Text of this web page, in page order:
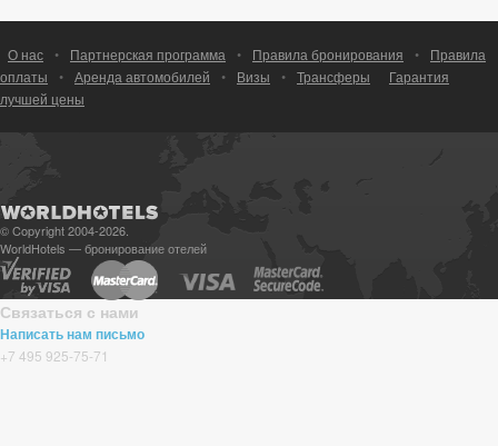
О нас • Партнерская программа • Правила бронирования •
Правила
оплаты
• Аренда автомобилей • Визы • Трансферы
Гарантия
лучшей цены
© Copyright 2004-2026.
WorldHotels — бронирование отелей
Связаться с нами
Написать нам письмо
+7 495 925-75-71